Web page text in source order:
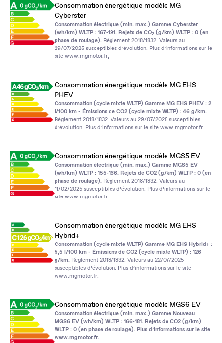
Consommation énergétique modèle MG
Cyberster
Consommation électrique (min. max.) Gamme Cyberster
(wh/km) WLTP : 167‑191. Rejets de CO2 (g/km) WLTP : 0 (en
phase de roulage). Règlement 2018/1832. Valeurs au
29/07/2025 susceptibles d’évolution. Plus d’informations sur le
site www.mgmotor.fr
Consommation énergétique modèle MG EHS
PHEV
Consommation (cycle mixte WLTP) Gamme MG EHS PHEV : 2
l/100 km - Émissions de CO2 (cycle mixte WLTP) : 46 g/km.
Règlement 2018/1832. Valeurs au 29/07/2025 susceptibles
d’évolution. Plus d’informations sur le site www.mgmotor.fr
Consommation énergétique modèle MGS5 EV
Consommation électrique (min. max.) Gamme MGS5 EV
(wh/km) WLTP : 155‑166. Rejets de CO2 (g/km) WLTP : 0 (en
phase de roulage). Règlement 2018/1832. Valeurs au
11/02/2025 susceptibles d’évolution. Plus d’informations sur le
site www.mgmotor.fr
Consommation énergétique modèle MG EHS
Hybrid+
Consommation (cycle mixte WLTP) Gamme MG EHS Hybrid+ :
5,5 l/100 km - Émissions de CO2 (cycle mixte WLTP) : 126
g/km. Règlement 2018/1832. Valeurs au 22/07/2025
susceptibles d’évolution. Plus d’informations sur le site
www.mgmotor.fr
Consommation énergétique modèle MGS6 EV
Consommation électrique (min. max.) Gamme Nouveau
MGS6 EV (wh/km) WLTP : 166‑181. Rejets de CO2 (g/km)
WLTP : 0 (en phase de roulage). Plus d’informations sur le site
www.mgmotor.fr.